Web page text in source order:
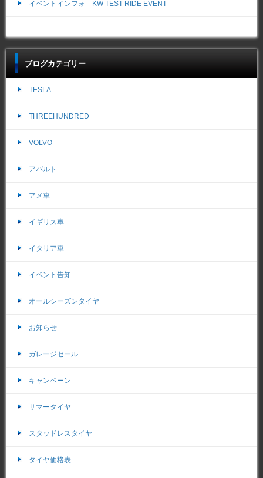
イベントインフォ KW TEST RIDE EVENT
ブログカテゴリー
TESLA
THREEHUNDRED
VOLVO
アバルト
アメ車
イギリス車
イタリア車
イベント告知
オールシーズンタイヤ
お知らせ
ガレージセール
キャンペーン
サマータイヤ
スタッドレスタイヤ
タイヤ価格表